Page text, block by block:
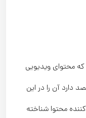
که محتوای ویدیویی
دارد آن را در این
محتوا شناخته